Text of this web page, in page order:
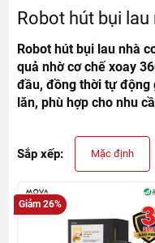
Robot hút bụi
Robot hút bụi lau nhà
quả nhờ cơ chế xoay
đầu, đồng thời tự động
lăn, phù hợp cho nhu
Sắp xếp: Mặc định
Giảm 26%